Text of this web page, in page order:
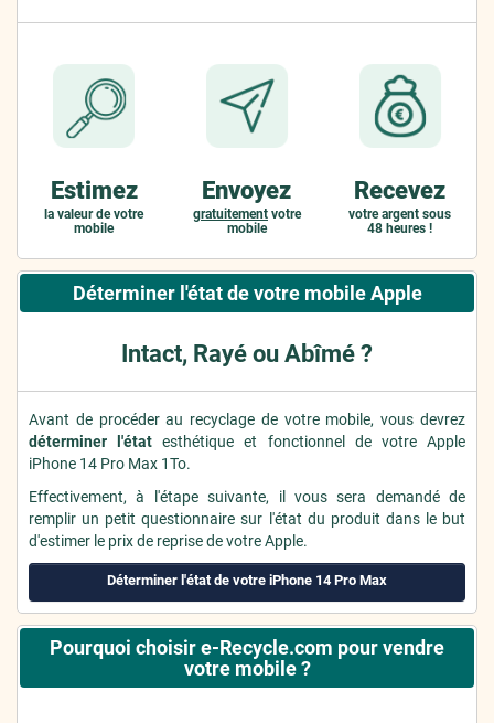
Estimez
la valeur de votre
mobile
Envoyez
gratuitementvotre
mobile
Recevez
votre argent sous
48 heures !
Déterminer l'état de votre mobile Apple
Intact, Rayé ou Abîmé ?
Avant de procéder au recyclage de votre mobile, vous devrez
déterminer l'état esthétique et fonctionnel de votre Apple
iPhone 14 Pro Max 1To.
Effectivement, à l'étape suivante, il vous sera demandé de
remplir un petit questionnaire sur l'état du produit dans le but
d'estimer le prix de reprise de votre Apple.
Déterminer l'état de votre iPhone 14 Pro Max
Pourquoi choisir e-Recycle.com pour vendre
votre mobile ?